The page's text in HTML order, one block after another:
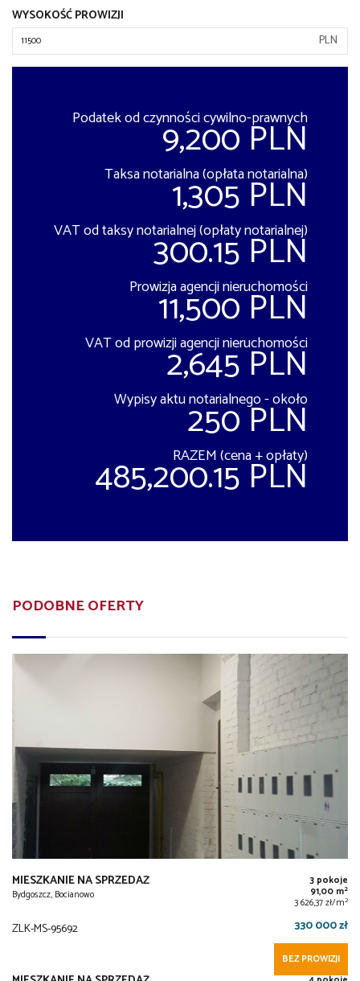
WYSOKOŚĆ PROWIZJI
PLN
Podatek od czynności cywilno-prawnych
9,200 PLN
Taksa notarialna (opłata notarialna)
1,305 PLN
VAT od taksy notarialnej (opłaty notarialnej)
300.15 PLN
Prowizja agencji nieruchomości
11,500 PLN
VAT od prowizji agencji nieruchomości
2,645 PLN
Wypisy aktu notarialnego - około
250 PLN
RAZEM (cena + opłaty)
485,200.15 PLN
PODOBNE OFERTY
MIESZKANIE NA SPRZEDAŻ
Bydgoszcz, Bocianowo
3 pokoje
91,00 m2
3 626,37 zł/m2
ZLK-MS-95692 330 000 zł
BEZ PROWIZJI